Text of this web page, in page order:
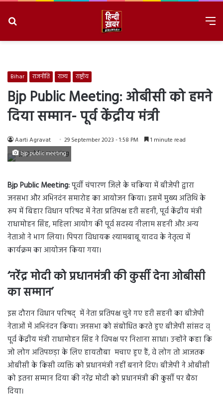
Bihar राजनीति राज्य राष्ट्रीय
Bjp Public Meeting: ओबीसी को हमने
दिया सम्मान- पूर्व केंद्रीय मंत्री
Aarti Agravat 29 September 2023 - 1:58 PM 1 minute read
bjp public meeting
Bjp Public Meeting:पूर्वी चंपारण जिले के चकिया में बीजेपी द्वारा
जनसभा और अभिनदंन समारोह का आयोजन किया। इसमें मुख्य अतिथि के
रूप में बिहार विधान परिषद में नेता प्रतिपक्ष हरी सहनी, पूर्व केंद्रीय मंत्री
राधामोहन सिंह, महिला आयोग की पूर्व सदस्य नीलाम सहनी और अन्य
नेताओ ने भाग लिया। पिपरा विधायक श्यामबाबू यादव के नेतृत्व में
कार्यक्रम का आयोजन किया गया।
‘नरेंद्र मोदी को प्रधानमंत्री की कुर्सी देना ओबीसी
का सम्मान’
इस दौरान विधान परिषद् में नेता प्रतिपक्ष चुने गए हरी सहनी का बीजेपी
नेताओं में अभिनंदन किया। जनसभा को संबोधित करते हुए बीजेपी सांसद व्
पूर्व केंद्रीय मंत्री राधामोहन सिंह ने विपक्ष पर निशाना साधा। उन्होंने कहा कि
जो लोग अतिपछड़ा के लिए हायतौबा मचाए हुए हैं, वे लोग तो आजतक
ओबीसी के किसी व्यक्ति को प्रधानमंत्री नहीं बनाने दिए। बीजेपी ने ओबीसी
को इतना सम्मान दिया की नरेंद्र मोदी को प्रधानमंत्री की कुर्सी पर बैठा
दिया।